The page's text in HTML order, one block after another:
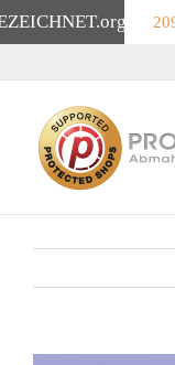
.org
Inhalt
springen